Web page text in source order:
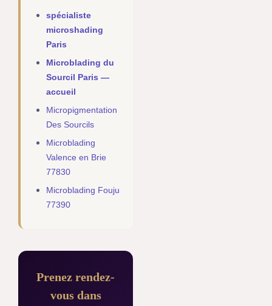
spécialiste
microshading
Paris
Microblading du
Sourcil Paris —
accueil
Micropigmentation
Des Sourcils
Microblading
Valence en Brie
77830
Microblading Fouju
77390
Prenez rendez-
vous dans